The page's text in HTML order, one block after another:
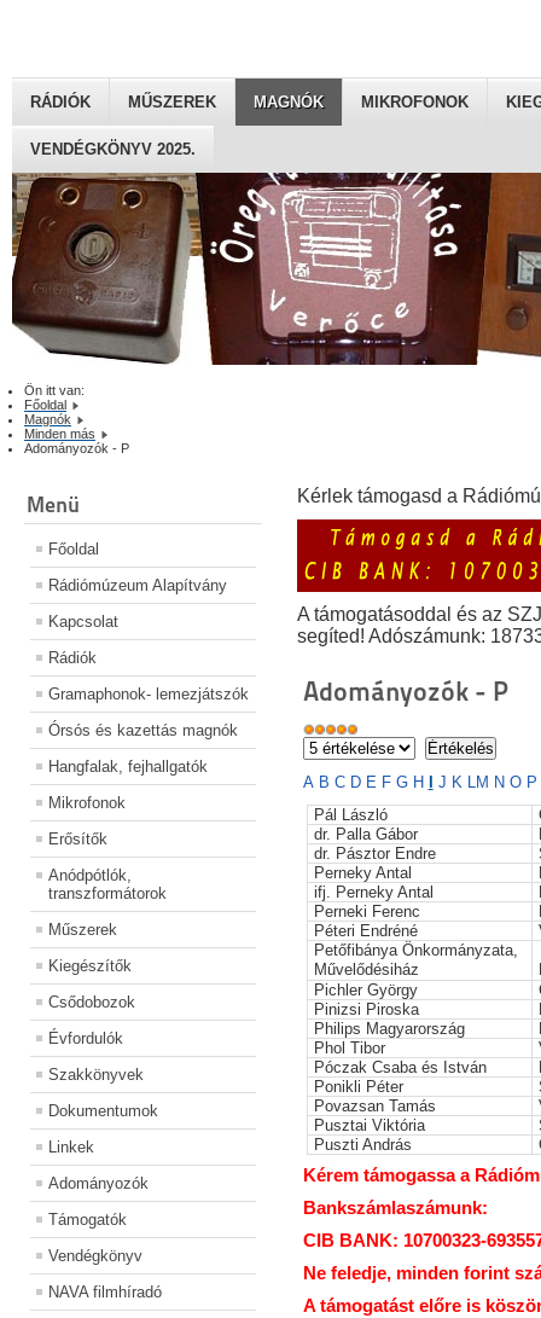
RÁDIÓK MŰSZEREK MAGNÓK MIKROFONOK
VENDÉGKÖNYV 2025.
Ön itt van:
Főoldal
Magnók
Minden más
Adományozók - P
Menü
Főoldal
Rádiómúzeum Alapítvány
Kapcsolat
Rádiók
Gramaphonok- lemezjátszók
Órsós és kazettás magnók
Hangfalak, fejhallgatók
Mikrofonok
Erősítők
Anódpótlók,
transzformátorok
Műszerek
Kiegészítők
Csődobozok
Évfordulók
Szakkönyvek
Dokumentumok
Linkek
Adományozók
Támogatók
Vendégkönyv
NAVA filmhíradó
Kérlek támogasd a
A támogatásoddal és az
segíted! Adószámunk:
Adományozók - P
A B C D E F G H J K LM N O P
Pál László
dr. Palla Gábor
dr. Pásztor Endre
Perneky Antal
ifj. Perneky Antal
Perneki Ferenc
Péteri Endréné
Petőfibánya Önkormányzata,
Művelődésiház
Pichler György
Pinizsi Piroska
Philips Magyarország
Phol Tibor
Póczak Csaba és István
Ponikli Péter
Povazsan Tamás
Pusztai Viktória
Puszti András
Kérem támogassa a
Bankszámlaszámunk:
CIB BANK: 10700323-
Ne feledje, minden forint
A támogatást előre is